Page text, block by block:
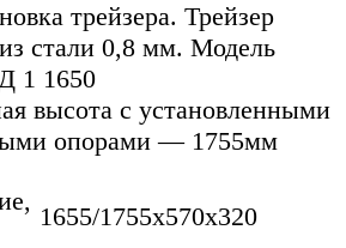
трейзера. Трейзер
стали 0,8 мм. Модель
1 1650
высота с установленными
опорами — 1755мм
1655/1755x570x320